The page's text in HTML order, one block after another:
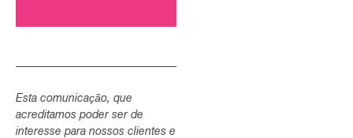
Esta comunicação, que
acreditamos poder ser de
interesse para nossos clientes e